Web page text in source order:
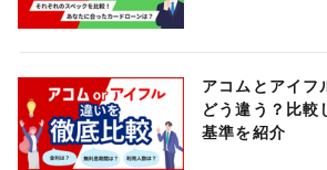
アコムとアイフ
どう違う？比較
基準を紹介